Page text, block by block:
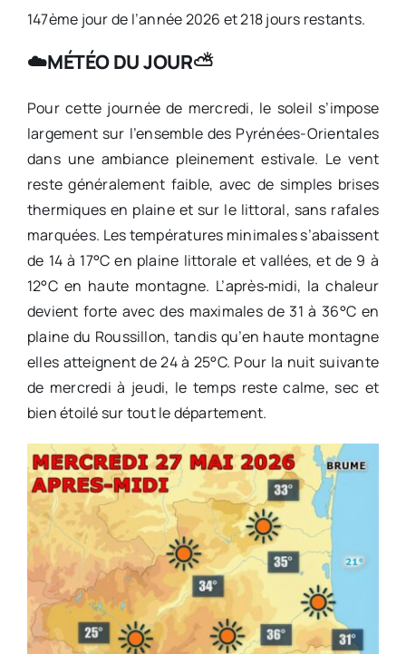
147ème jour de l’année 2026 et 218 jours restants.
☁️MÉTÉO DU JOUR⛅️
Pour cette journée de mercredi, le soleil s’impose
largement sur l’ensemble des Pyrénées-Orientales
dans une ambiance pleinement estivale. Le vent
reste généralement faible, avec de simples brises
thermiques en plaine et sur le littoral, sans rafales
marquées. Les températures minimales s’abaissent
de 14 à 17°C en plaine littorale et vallées, et de 9 à
12°C en haute montagne. L’après‑midi, la chaleur
devient forte avec des maximales de 31 à 36°C en
plaine du Roussillon, tandis qu’en haute montagne
elles atteignent de 24 à 25°C. Pour la nuit suivante
de mercredi à jeudi, le temps reste calme, sec et
bien étoilé sur tout le département.